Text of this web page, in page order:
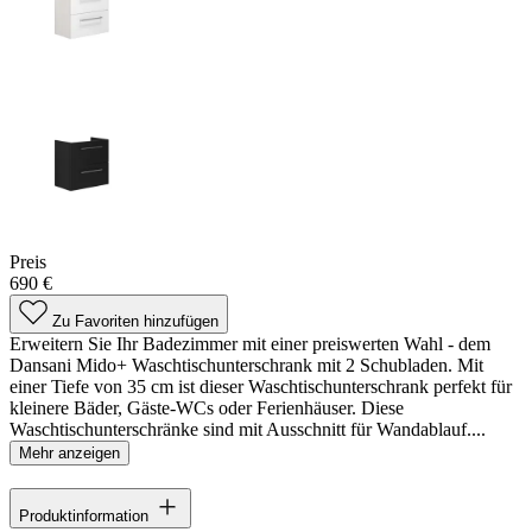
Preis
690 €
Zu Favoriten hinzufügen
Erweitern Sie Ihr Badezimmer mit einer preiswerten Wahl - dem
Dansani Mido+ Waschtischunterschrank mit 2 Schubladen. Mit
einer Tiefe von 35 cm ist dieser Waschtischunterschrank perfekt für
kleinere Bäder, Gäste-WCs oder Ferienhäuser. Diese
Waschtischunterschränke sind mit Ausschnitt für Wandablauf....
Mehr anzeigen
Produktinformation